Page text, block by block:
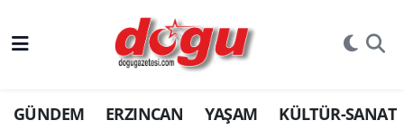
GÜNDEM ERZINCAN YAŞAM KÜLTÜR-SANAT
ERZINCAN
GÜNDEM